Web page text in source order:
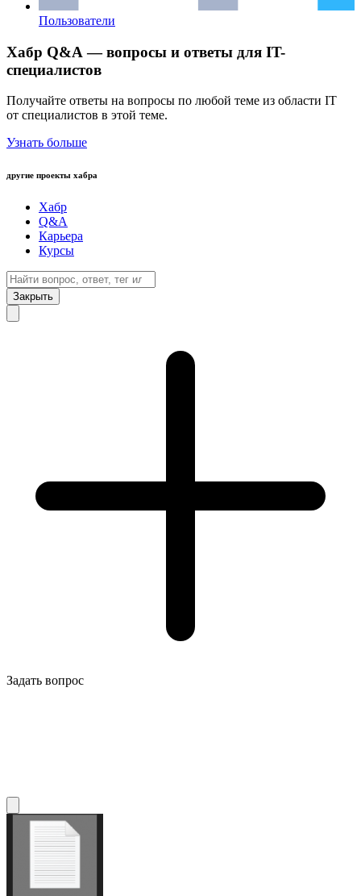
Пользователи
Хабр Q&A — вопросы и ответы для IT-
специалистов
Получайте ответы на вопросы по любой теме из области IT
от специалистов в этой теме.
Узнать больше
другие проекты хабра
Хабр
Q&A
Карьера
Курсы
Закрыть
Задать вопрос